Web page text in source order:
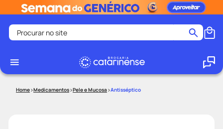
Procurar no site
1
Medicamentos Pele e Mucosa Antisséptico